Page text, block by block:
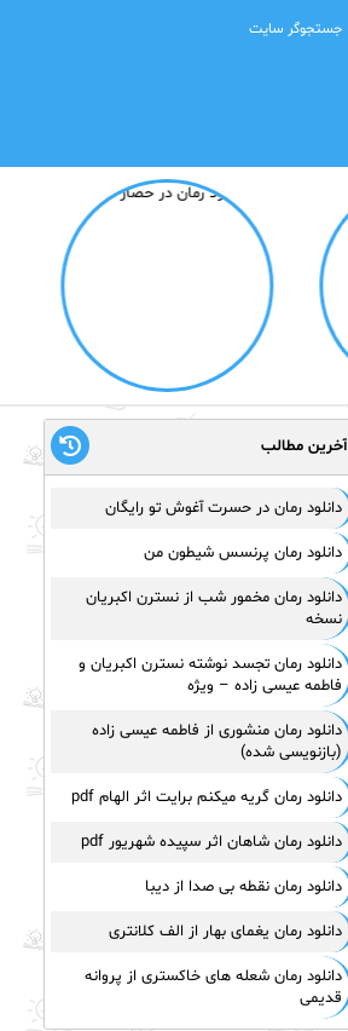
آخرین مطالب
دانلود رمان در حسرت آغوش تو رایگان
دانلود رمان پرنسس شیطون من
دانلود رمان مخمور شب از نسترن اکبریان
نسخه
دانلود رمان تجسد نوشته نسترن اکبریان و
فاطمه عیسی زاده – ویژه
دانلود رمان منشوری از فاطمه عیسی زاده
(بازنویسی شده)
دانلود رمان گریه میکنم برایت اثر الهام pdf
دانلود رمان شاهان اثر سپیده شهریور pdf
دانلود رمان نقطه بی صدا از دیبا
دانلود رمان یغمای بهار از الف کلانتری
دانلود رمان شعله های خاکستری از پروانه
قدیمی